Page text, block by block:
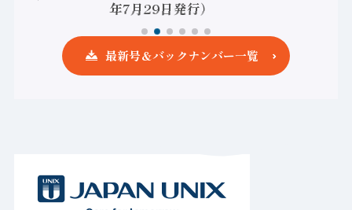
最新号＆バックナンバー一覧